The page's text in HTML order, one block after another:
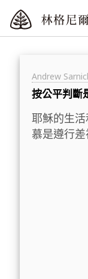
Andrew
按公平判斷
耶穌的生
慕是遵行